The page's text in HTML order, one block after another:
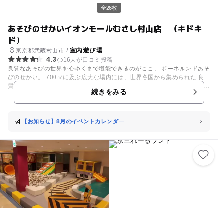
を目指しているので、難しいことを考えず思いっきり遊んでください！ 夏
でも冷んやりしてきもちいいので、これからの季節にピッタリ！ 皆様のお
全26枚
あそびのせかいイオンモールむさし村山店 （キドキ
ド）
東京都武蔵村山市 / 室内遊び場
4.3
16人が口コミ投稿
良質なあそびの世界を心ゆくまで堪能できるのがここ、 ボーネルンドあそ
びのせかい。 700㎡に及ぶ広大な場内には、世界各国から集められた 良
質なあそび道具が所狭しと並べられています。 ふわふわの「エアキャッス
ル」では トランポリンのように思い切りジャンプ！ ザブンと飛び込んだ
ボールプールから顔を出せば、 次は何であそぼうかな？そんなワクワクし
あそび道具の使い方はもちろん、 より楽しく遊べる方法を伝授してくれま
続きをみる
【お知らせ】8月のイベントカレンダー